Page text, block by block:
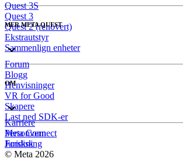
Quest 3S
Quest 3
Quest 2 (renovert)
Ekstrautstyr
Sammenlign enheter
MER META QUEST
Forum
Blogg
Henvisninger
VR for Good
Skapere
Last ned SDK-er
OM
Karriere
Meta Connect
Forskning
Personvern
Juridisk
© Meta 2026